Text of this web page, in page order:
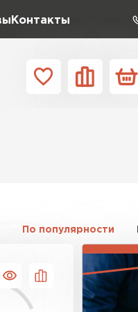
Контакты
По популярности